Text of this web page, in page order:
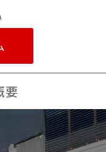
要